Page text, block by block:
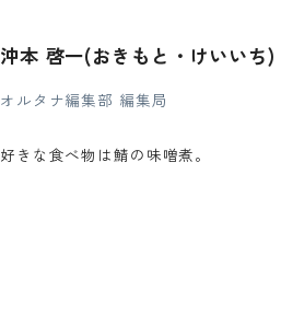
沖本 啓一(おきもと・けいいち)
オルタナ編集部 編集局
好きな食べ物は鯖の味噌煮。